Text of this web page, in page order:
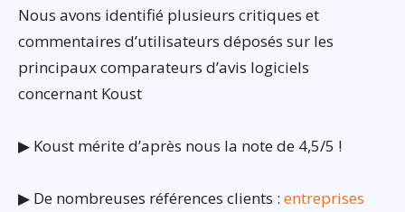
Nous avons identifié plusieurs critiques et
commentaires d’utilisateurs déposés sur les
principaux comparateurs d’avis logiciels
concernant Koust
▶ Koust mérite d’après nous la note de 4,5/5 !
▶ De nombreuses références clients : entreprises